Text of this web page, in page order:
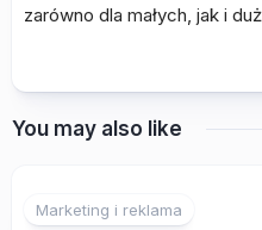
zarówno dla małych, jak i
You may also like
Marketing i reklama